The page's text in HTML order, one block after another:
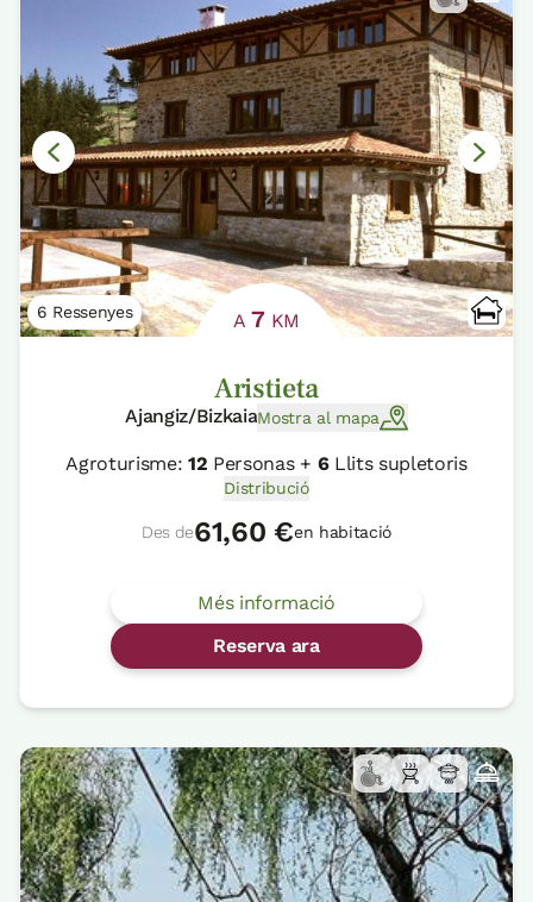
6 Ressenyes A7 KM
Aristieta
Ajangiz/BizkaiaMostra al mapa
Agroturisme:12 Personas + 6Llits supletoris
Distribució
Des de61,60 €en habitació
Més informació
Reserva ara